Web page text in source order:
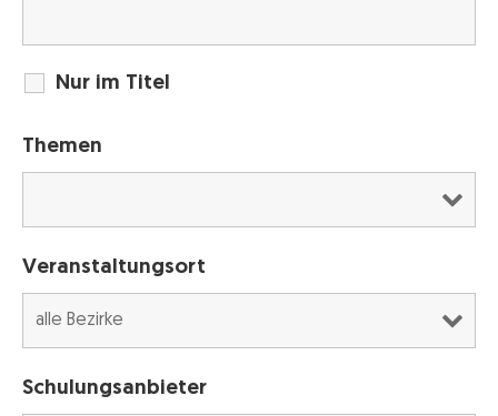
Nur im Titel
Themen
Veranstaltungsort
Schulungsanbieter